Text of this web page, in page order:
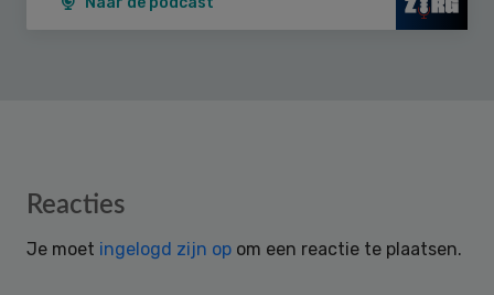
Reader
Reacties
Je moet ingelogd zijn op om een reactie te plaatsen.